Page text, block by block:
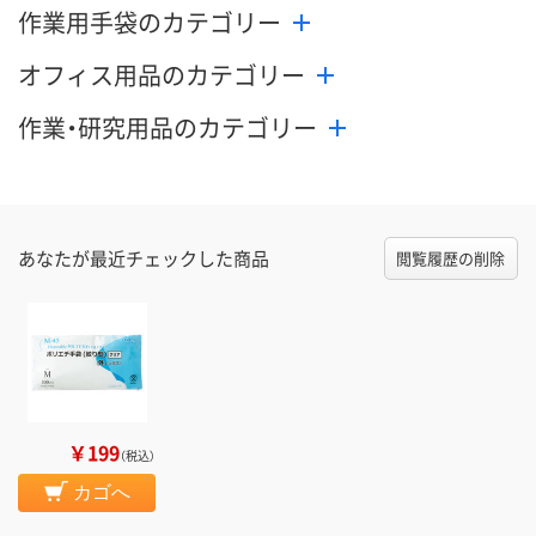
作業用手袋のカテゴリー
オフィス用品のカテゴリー
作業・研究用品のカテゴリー
あなたが最近チェックした商品 閲覧履歴の削除
￥199（税込）
カゴへ